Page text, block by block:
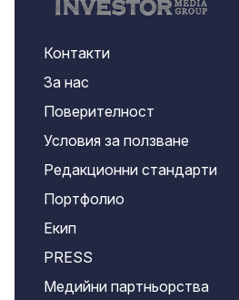
Контакти
За нас
Поверителност
Условия за ползване
Редакционни стандарти
Портфолио
Екип
PRESS
Медийни партньорства